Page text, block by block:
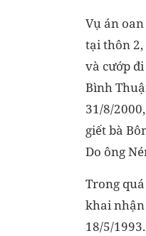
Vụ án
tại thôn
và cướp
Bình
31/8/
giết bà
Do ông
Trong
khai nhận
18/5/